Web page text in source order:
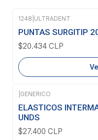
Agotado
1248 ULTRADENT
PUNTAS SURGITIP
$20.434 CLP
GENERICO
ELASTICOS
UNDS
$27.400 CLP